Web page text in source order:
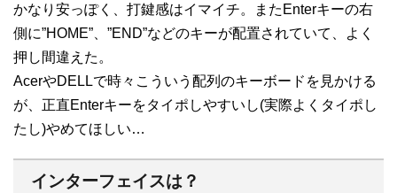
かなり安っぽく、打鍵感はイマイチ。またEnterキーの右
側に”HOME”、”END”などのキーが配置されていて、よく
押し間違えた。
AcerやDELLで時々こういう配列のキーボードを見かける
が、正直Enterキーをタイポしやすいし(実際よくタイポし
たし)やめてほしい…
インターフェイスは？